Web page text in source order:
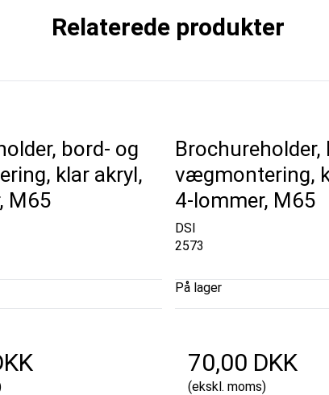
Relaterede produkter
bord- og
klar akryl,
M65
Brochureholder,
vægmontering,
4-lommer, M65
DSI
2573
På lager
70,00 DKK
(ekskl. moms)